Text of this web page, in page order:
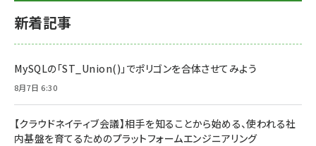
新着記事
MySQLの「ST_Union()」でポリゴンを合体させてみよう
8月7日 6:30
【クラウドネイティブ会議】相手を知ることから始める、使われる社
内基盤を育てるためのプラットフォームエンジニアリング